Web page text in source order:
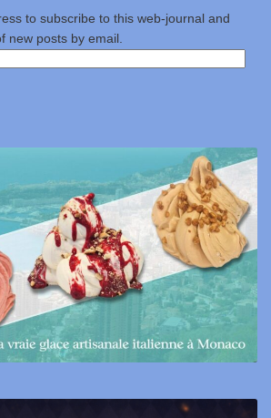
to subscribe to this web-journal and
new posts by email.